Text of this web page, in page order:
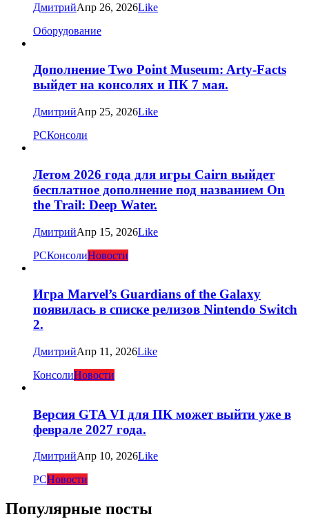
ДмитрийАпр 26, 2026Like
Оборудование
Дополнение Two Point Museum: Arty-Facts
выйдет на консолях и ПК 7 мая.
ДмитрийАпр 25, 2026Like
PCКонсоли
Летом 2026 года для игры Cairn выйдет
бесплатное дополнение под названием On
the Trail: Deep Water.
ДмитрийАпр 15, 2026Like
PCКонсолиНовости
Игра Marvel’s Guardians of the Galaxy
появилась в списке релизов Nintendo Switch
2.
ДмитрийАпр 11, 2026Like
КонсолиНовости
Версия GTA VI для ПК может выйти уже в
феврале 2027 года.
ДмитрийАпр 10, 2026Like
PCНовости
Популярные посты